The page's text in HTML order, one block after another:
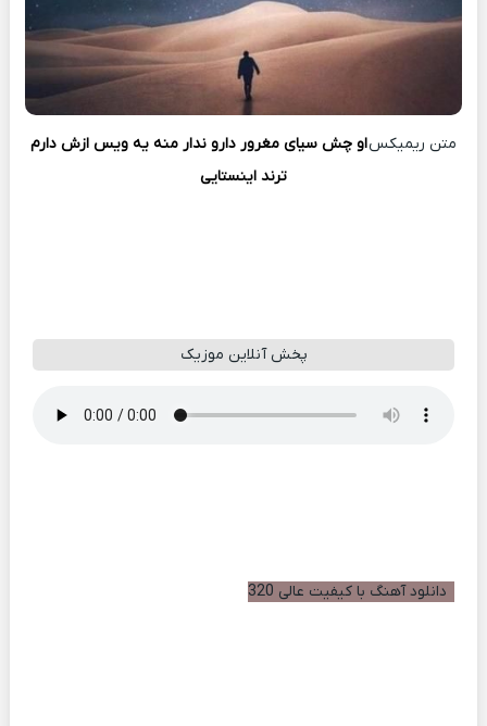
متن ریمیکساو چش سیای مغرور دارو ندار منه یه ویس ازش دارم
ترند اینستایی
پخش آنلاین موزیک
دانلود آهنگ با کیفیت عالی 320